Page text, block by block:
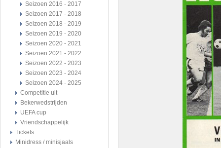
Seizoen 2016 - 2017
Seizoen 2017 - 2018
Seizoen 2018 - 2019
Seizoen 2019 - 2020
Seizoen 2020 - 2021
Seizoen 2021 - 2022
Seizoen 2022 - 2023
Seizoen 2023 - 2024
Seizoen 2024 - 2025
Competitie uit
Bekerwedstrijden
UEFA cup
Vriendschappelijk
Tickets
Minidress / minisjaals